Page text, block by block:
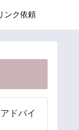
ンク依頼
ドバイ